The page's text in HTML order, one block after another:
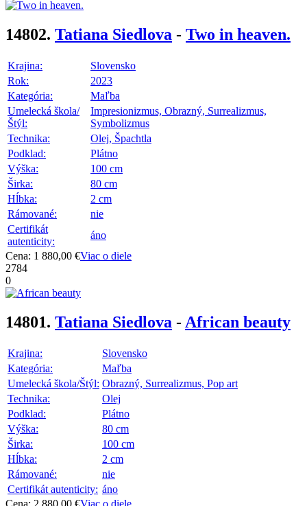
14802. Tatiana Siedlova - Two in heaven.
Krajina:
Slovensko
Rok:
2023
Kategória:
Maľba
Umelecká škola/
Štýl:
Impresionizmus, Obrazný, Surrealizmus,
Symbolizmus
Technika:
Olej, Špachtla
Podklad:
Plátno
Výška:
100 cm
Širka:
80 cm
Hĺbka:
2 cm
Rámované:
nie
Certifikát
autenticity:
áno
Cena: 1 880,00 €Viac o diele
2784
0
14801. Tatiana Siedlova - African beauty
Krajina:
Slovensko
Kategória:
Maľba
Umelecká škola/Štýl: Obrazný, Surrealizmus, Pop art
Technika:
Olej
Podklad:
Plátno
Výška:
80 cm
Širka:
100 cm
Hĺbka:
2 cm
Rámované:
nie
Certifikát autenticity: áno
Cena: 2 880,00 €Viac o diele